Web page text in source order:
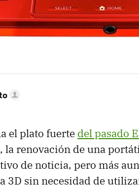
el plato fuerte del pasado
, la renovación de una
de noticia, pero más
3D sin necesidad de